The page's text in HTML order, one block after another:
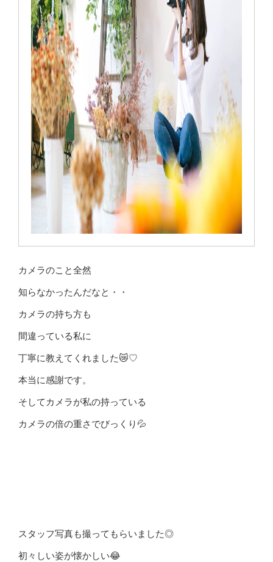
カメラのこと全然
知らなかったんだなと・・
カメラの持ち方も
間違っている私に
丁寧に教えてくれました😿♡
本当に感謝です。
そしてカメラが私の持っている
カメラの倍の重さでびっくり💦
スタッフ写真も撮ってもらいました◎
初々しい姿が懐かしい😂